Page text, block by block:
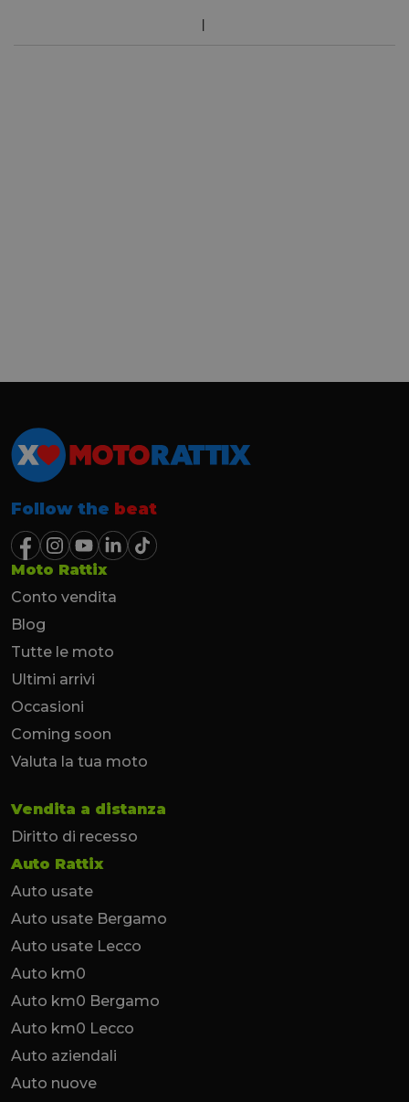
Follow the beat
Moto Rattix
Conto vendita
Blog
Tutte le moto
Ultimi arrivi
Occasioni
Coming soon
Valuta la tua moto
Vendita a distanza
Diritto di recesso
Auto Rattix
Auto usate
Auto usate Bergamo
Auto usate Lecco
Auto km0
Auto km0 Bergamo
Auto km0 Lecco
Auto aziendali
Auto nuove